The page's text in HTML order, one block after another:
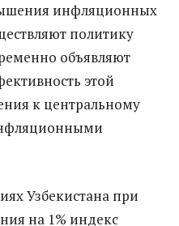
инфляционных
политику
объявляют
этой
к центральному
Узбекистана при
на 1% индекс